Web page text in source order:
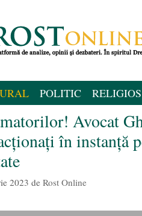
POLITIC RELIGIOS
Avocat
în instanță
2023 de Rost Online